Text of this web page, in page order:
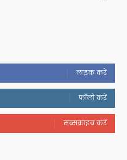
लाइक करें
फॉलो करें
सब्सक्राइब करें